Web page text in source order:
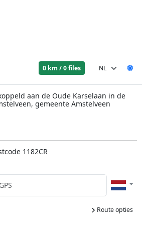
0 km / 0 files
aan de Oude Karselaan in de
gemeente Amstelveen
1182CR
Route opties